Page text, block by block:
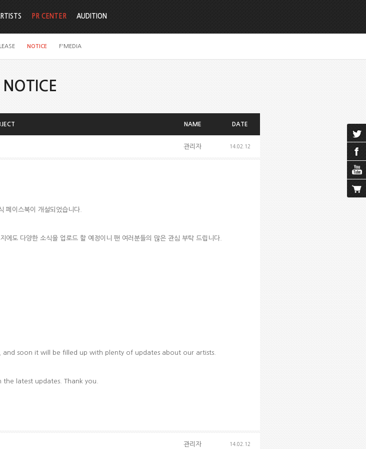
PR CENTER
NOTICE F'MEDIA
AUDITION
NOTICE
NAME DATE
관리자 14.02.12
페이스북이 개설되었습니다.
에도 다양한 소식을 업로드 할 예정이니 팬 여러분들의 많은 관심 부탁 드립니다.
soon it will be filled up with plenty of updates about our artists.
latest updates. Thank you.
관리자 14.02.12